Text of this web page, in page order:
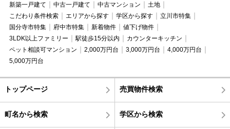
新築一戸建て 中古一戸建て 中古マンション
土地
こだわり条件検索
エリアから探す 学区から探す
立川市特集
国分寺市特集
府中市特集 新着物件
値下げ物件
3LDK以上ファミリー
駅徒歩15分以内
カウンターキッチン
ペット相談可マンション
2,000万円台 3,000万円台
4,000万円台
5,000万円台
トップページ 売買物件検索
町名から検索 学区から検索